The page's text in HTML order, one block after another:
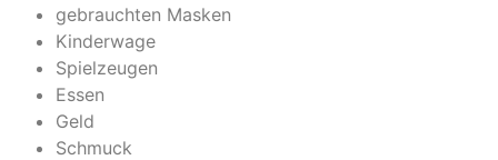
gebrauchten Masken
Kinderwage
Spielzeugen
Essen
Geld
Schmuck